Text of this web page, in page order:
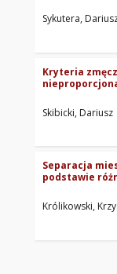
Sykutera,
Kryteria
Skibicki, Dariusz
Separacja
podstawie
Królikowski,